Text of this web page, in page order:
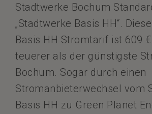
Stadtwerke Bochum
„Stadtwerke Basis HH“.
Basis HH Stromtarif ist 609
teuerer als der günstigste
Bochum. Sogar durch einen
Stromanbieterwechsel vom
Basis HH zu Green Planet